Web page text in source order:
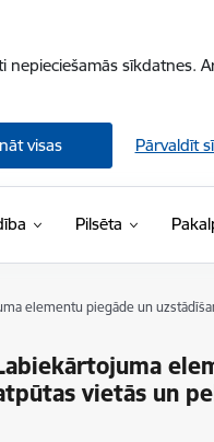
sīkdatnes.
visas Pārvaldīt
Pilsēta
elementu piegāde un
vietās un